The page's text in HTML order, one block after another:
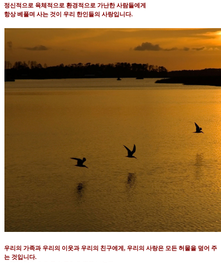
정신적으로 육체적으로 환경적으로 가난한 사람들에게
항상 베풀며 사는 것이 우리 한인들의 사랑입니다.
우리의 가족과 우리의 이웃과 우리의 친구에게 , 우리의 사랑은 모든 허물을 덮어 주
는 것입니다.